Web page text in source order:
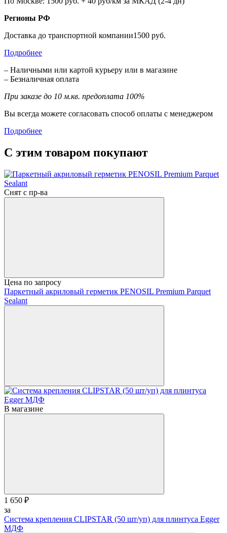
Регионы РФ
Доставка до транспортной компании1500 руб.
Подробнее
– Наличными или картой курьеру или в магазине
– Безналичная оплата
При заказе до 10 м.кв. предоплата 100%
Вы всегда можете согласовать способ оплаты с менеджером
Подробнее
С этим товаром покупают
Снят с пр-ва
Цена по запросу
Паркетный акриловый герметик PENOSIL Premium Parquet
Sealant
В магазине
1 650 ₽
за
Система крепления CLIPSTAR (50 шт/уп) для плинтуса Egger
МДФ